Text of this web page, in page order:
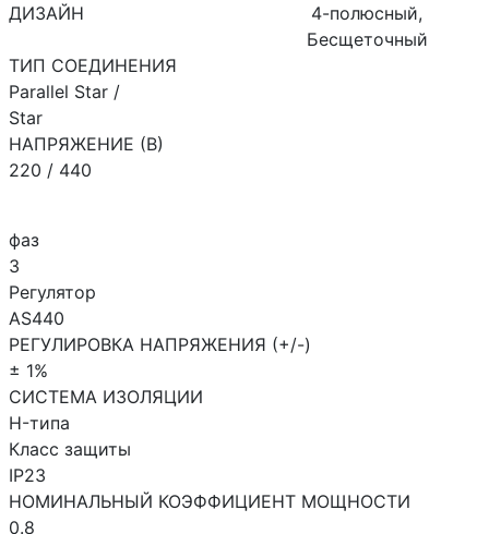
ДИЗАЙН
4-полюсный,
Бесщеточный
ТИП СОЕДИНЕНИЯ
Parallel Star /
Star
НАПРЯЖЕНИЕ (В)
220 / 440
фаз
3
Регулятор
AS440
РЕГУЛИРОВКА НАПРЯЖЕНИЯ (+/-)
± 1%
СИСТЕМА ИЗОЛЯЦИИ
H-типа
Класс защиты
IP23
НОМИНАЛЬНЫЙ КОЭФФИЦИЕНТ МОЩНОСТИ
0.8